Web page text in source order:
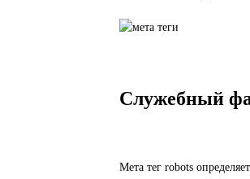
Служебный
Мета тег robots